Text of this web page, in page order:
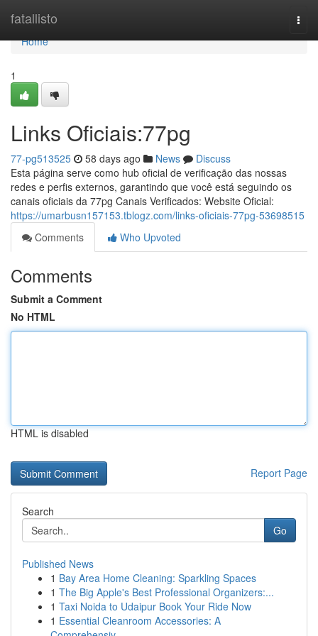
fatallisto
Home
Home
1
Links Oficiais:77pg
77-pg513525 58 days ago News
Discuss
Esta página serve como hub oficial de verificação das nossas
redes e perfis externos, garantindo que você está seguindo os
canais oficiais da 77pg Canais Verificados: Website Oficial:
https://umarbusn157153.tblogz.com/links-oficiais-77pg-53698515
Comments
Who Upvoted
Comments
Submit a Comment
No HTML
HTML is disabled
Report Page
Search
Go
Published News
1 Bay Area Home Cleaning: Sparkling Spaces
1 The Big Apple's Best Professional Organizers:...
1 Taxi Noida to Udaipur Book Your Ride Now
1 Essential Cleanroom Accessories: A